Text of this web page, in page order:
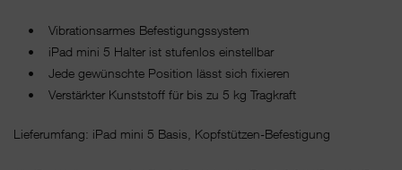
• Vibrationsarmes Befestigungssystem
• iPad mini 5 Halter ist stufenlos einstellbar
• Jede gewünschte Position lässt sich fixieren
• Verstärkter Kunststoff für bis zu 5 kg Tragkraft
Lieferumfang: iPad mini 5 Basis, Kopfstützen-Befestigung